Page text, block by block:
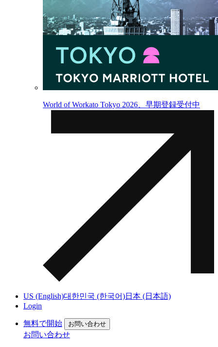
World of Workato Tokyo 2026、早期登録受付中
US (English)대한민국 (한국어)日本 (日本語)
Login
無料で開始 お問い合わせ
お問い合わせ